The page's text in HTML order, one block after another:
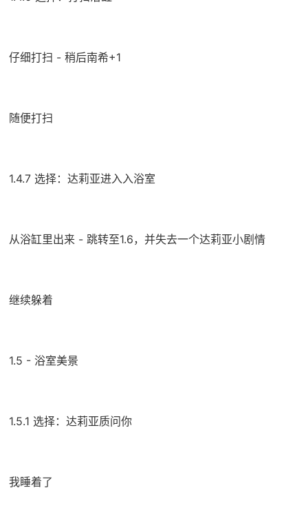
仔细打扫 - 稍后南希+1
随便打扫
1.4.7 选择：达莉亚进入入浴室
从浴缸里出来 - 跳转至1.6，并失去一个达莉亚小剧情
继续躲着
1.5 - 浴室美景
1.5.1 选择：达莉亚质问你
我睡着了